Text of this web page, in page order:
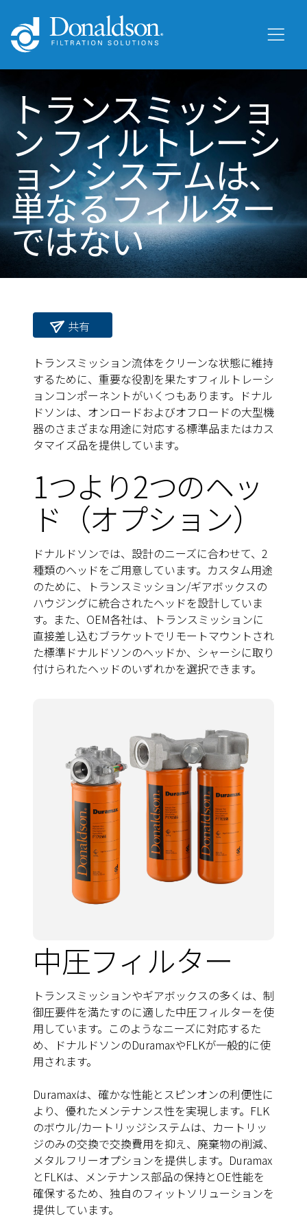
トランスミッショ
ン フィルトレーシ
ョン システムは、
単なるフィルター
ではない
共有
トランスミッション流体をクリーンな状態に維持
するために、重要な役割を果たすフィルトレーシ
ョンコンポーネントがいくつもあります。ドナル
ドソンは、オンロードおよびオフロードの大型機
器のさまざまな用途に対応する標準品またはカス
タマイズ品を提供しています。
1つより2つのヘッ
ド（オプション）
ドナルドソンでは、設計のニーズに合わせて、2
種類のヘッドをご用意しています。カスタム用途
のために、トランスミッション/ギアボックスの
ハウジングに統合されたヘッドを設計していま
す。また、OEM各社は、トランスミッションに
直接差し込むブラケットでリモートマウントされ
た標準ドナルドソンのヘッドか、シャーシに取り
付けられたヘッドのいずれかを選択できます。
中圧フィルター
トランスミッションやギアボックスの多くは、制
御圧要件を満たすのに適した中圧フィルターを使
用しています。このようなニーズに対応するた
め、ドナルドソンのDuramaxやFLKが一般的に使
用されます。
Duramaxは、確かな性能とスピンオンの利便性に
より、優れたメンテナンス性を実現します。FLK
のボウル/カートリッジシステムは、カートリッ
ジのみの交換で交換費用を抑え、廃棄物の削減、
メタルフリーオプションを提供します。Duramax
とFLKは、メンテナンス部品の保持とOE性能を
確保するため、独自のフィットソリューションを
提供しています。